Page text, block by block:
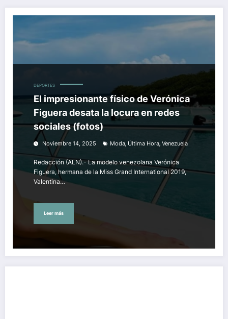
El impresionante físico de Verónica Figuera desata la locura en
DEPORTES
El impresionante físico de Verónica
Figuera desata la locura en redes
sociales (fotos)
Noviembre 14, 2025 Moda, Última Hora, Venezuela
Redacción (ALN).- La modelo venezolana Verónica
Figuera, hermana de la Miss Grand International 2019,
Valentina…
Leer más